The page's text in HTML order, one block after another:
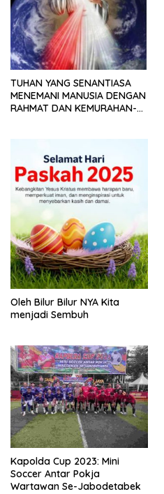
TUHAN YANG SENANTIASA
MENEMANI MANUSIA DENGAN
RAHMAT DAN KEMURAHAN-
Oleh Bilur Bilur NYA Kita
menjadi Sembuh
Kapolda Cup 2023: Mini
Soccer Antar Pokja
Wartawan Se-Jabodetabek